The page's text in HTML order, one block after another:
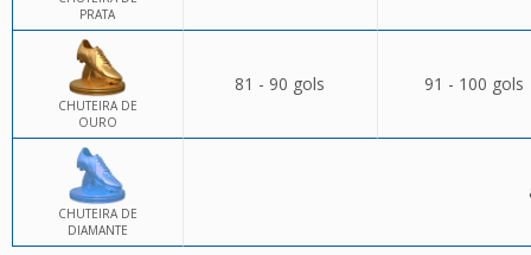
PRATA
CHUTEIRA DE
OURO
81 - 90 gols 91 - 100 gols
CHUTEIRA DE
DIAMANTE